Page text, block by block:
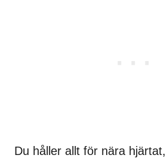
Du håller allt för nära